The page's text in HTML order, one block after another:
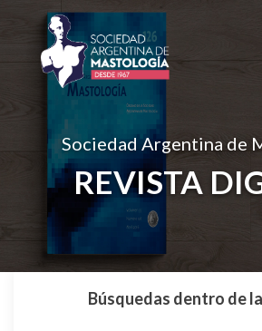
Sociedad Argentina de
REVISTA
Búsquedas dentro de